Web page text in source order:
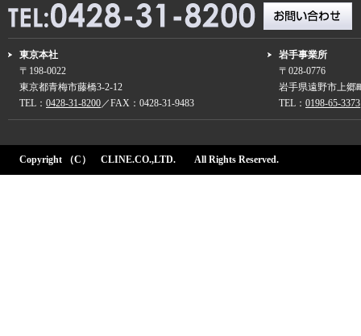
東京本社
〒198-0022
東京都青梅市藤橋3-2-12
TEL： 0428-31-8200／FAX：0428-31-9483
岩手事業所
〒028-0776
岩手県遠野市上郷
TEL： 0198-65-3373
Copyright （C） CLINE.CO.,LTD. All Rights Reserved.